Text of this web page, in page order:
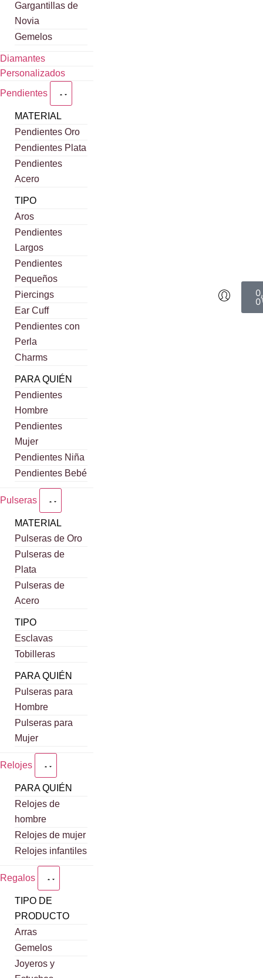
Gargantillas de
Novia
Gemelos
Diamantes
Personalizados
Pendientes
MATERIAL
Pendientes Oro
Pendientes Plata
Pendientes
Acero
TIPO
Aros
Pendientes
Largos
Pendientes
Pequeños
Piercings
Ear Cuff
Pendientes con
Perla
Charms
PARA QUIÉN
Pendientes
Hombre
Pendientes
Mujer
Pendientes Niña
Pendientes Bebé
Pulseras
MATERIAL
Pulseras de Oro
Pulseras de
Plata
Pulseras de
Acero
TIPO
Esclavas
Tobilleras
PARA QUIÉN
Pulseras para
Hombre
Pulseras para
Mujer
Relojes
PARA QUIÉN
Relojes de
hombre
Relojes de mujer
Relojes infantiles
Regalos
TIPO DE
PRODUCTO
Arras
Gemelos
Joyeros y
0